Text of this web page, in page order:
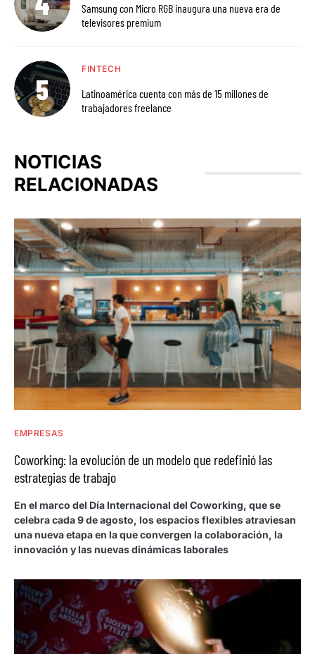
Samsung con Micro RGB inaugura una nueva era de
televisores premium
FINTECH
Latinoamérica cuenta con más de 15 millones de
trabajadores freelance
NOTICIAS
RELACIONADAS
EMPRESAS
Coworking: la evolución de un modelo que redefinió las
estrategias de trabajo
En el marco del Día Internacional del Coworking, que se
celebra cada 9 de agosto, los espacios flexibles atraviesan
una nueva etapa en la que convergen la colaboración, la
innovación y las nuevas dinámicas laborales